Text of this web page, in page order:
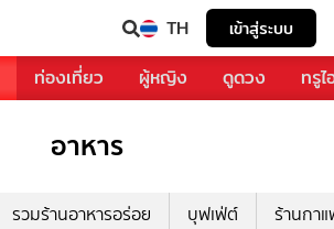
TH เข้าสู่ระบบ
ท่องเที่ยว ผู้หญิง ดูดวง ทรู
อาหาร
รวมร้านอาหารอร่อย บุฟเฟ่ต์ ร้านกา